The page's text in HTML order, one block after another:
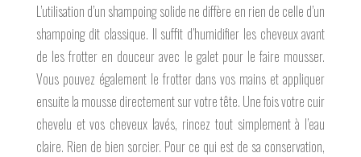
L’utilisation d’un shampoing solide ne diffère en rien de celle d’un
shampoing dit classique. Il suffit d’humidifier les cheveux avant
de les frotter en douceur avec le galet pour le faire mousser.
Vous pouvez également le frotter dans vos mains et appliquer
ensuite la mousse directement sur votre tête. Une fois votre cuir
chevelu et vos cheveux lavés, rincez tout simplement à l’eau
claire. Rien de bien sorcier. Pour ce qui est de sa conservation,